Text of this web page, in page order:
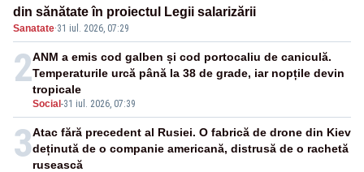
din sănătate în proiectul Legii salarizării
Sanatate·31 iul. 2026, 07:29
2
Social-31 iul. 2026, 07:39
ANM a emis cod galben și cod portocaliu de caniculă.
Temperaturile urcă până la 38 de grade, iar nopțile devin
tropicale
3Atac fără precedent al Rusiei. O fabrică de drone din Kiev
deținută de o companie americană, distrusă de o rachetă
rusească